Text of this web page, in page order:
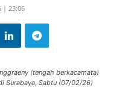
| 23:06
(tengah berkacamata)
Surabaya, Sabtu (07/02/26)